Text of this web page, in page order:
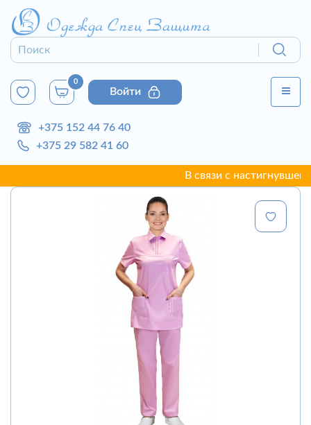
0
Войти
+375 152 44 76 40
+375 29 582 41 60
В связи с настигнувшей